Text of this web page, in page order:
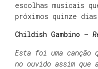
escolhas musicais
próximos quinze
Childish Gambino –
Esta foi uma canção
no ouvido assim que